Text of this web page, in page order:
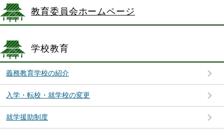
教育委員会ホームページ
学校教育
義務教育学校の紹介
入学・転校・就学校の変更
就学援助制度